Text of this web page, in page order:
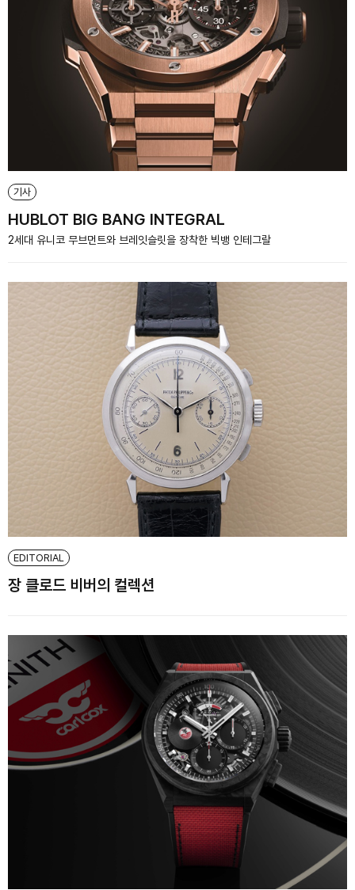
기사
HUBLOT BIG BANG INTEGRAL
2세대 유니코 무브먼트와 브레잇슬릿을 장착한 빅뱅 인테그랄
EDITORIAL
장 클로드 비버의 컬렉션